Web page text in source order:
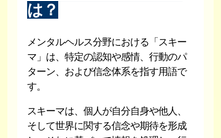
は？
メンタルヘルス分野における「スキー
マ」は、特定の認知や感情、行動のパ
ターン、および信念体系を指す用語で
す。
スキーマは、個人が自分自身や他人、
そして世界に関する信念や期待を形成